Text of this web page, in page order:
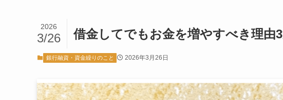
借金してでもお金を増やすべき理由
2026
3/26
銀行融資・資金繰りのこと 2026年3月26日